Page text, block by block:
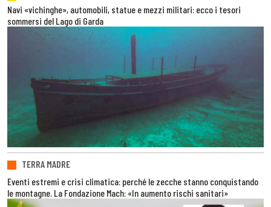
Navi «vichinghe», automobili, statue e mezzi militari: ecco i tesori
sommersi del Lago di Garda
TERRA MADRE
Eventi estremi e crisi climatica: perché le zecche stanno conquistando
le montagne. La Fondazione Mach: «In aumento rischi sanitari»